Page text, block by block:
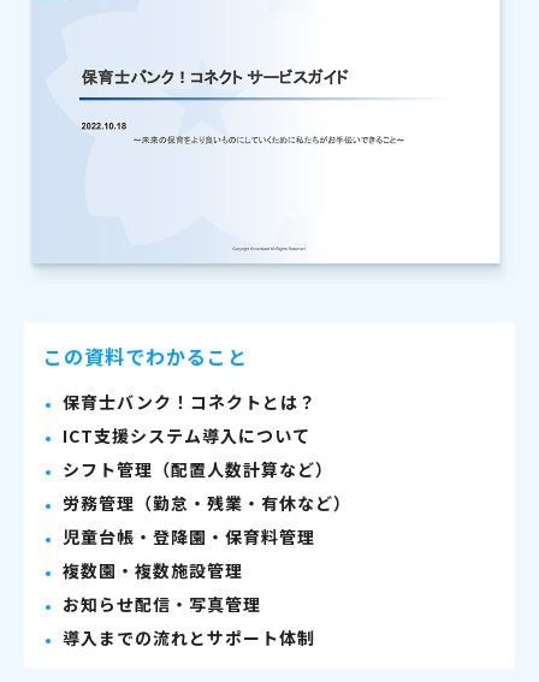
この資料でわかること
保育士バンク！コネクトとは？
ICT支援システム導入について
シフト管理（配置人数計算など）
労務管理（勤怠・残業・有休など）
児童台帳・登降園・保育料管理
複数園・複数施設管理
お知らせ配信・写真管理
導入までの流れとサポート体制